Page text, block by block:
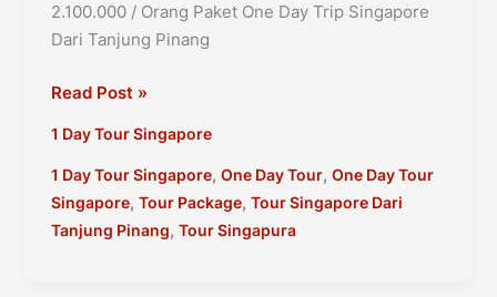
2.100.000 / Orang Paket One Day Trip Singapore
Dari Tanjung Pinang
One
Tour
Singapore
Dari
Tanjung
Read Post »
1 Day Tour Singapore
1 Day Tour Singapore, One Day Tour, One Day Tour
Singapore, Tour Package, Tour Singapore Dari
Tanjung Pinang, Tour Singapura